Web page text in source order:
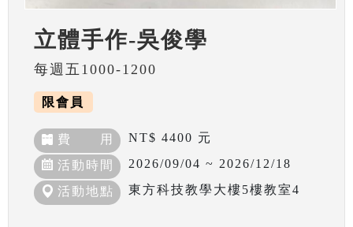
立體手作-吳俊學
每週五1000-1200
限會員
費 用 NT$ 4400 元
活動時間 2026/09/04 ~ 2026/12/18
活動地點 東方科技教學大樓5樓教室4